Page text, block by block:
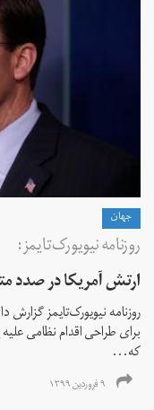
جهان
روزنامه‌ نیویورک‌تایمز:
ارتش آمریکا در صدد
روزنامه نیویورک‌تایمز
برای طراحی اقدام نظامی
که...
۹ فروردین ۱۳۹۹